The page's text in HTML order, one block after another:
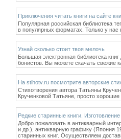
Приключения читать книги на сайте
Популярная российская библиотека
в популярных форматах. Только у нас
Узнай сколько стоит твоя мелочь
Большая электронная библиотека
бонистов. Вы можете скачать свежие
На stihotv.ru посмотрите авторские
Стихотворения автора Татьяны
Крученковой Татьяне, просто
Редкие старинные книги. Изготовление
Добро пожаловать в антикварный
и др.), антикварную графику (Япония
старинных книг. Осуществляем